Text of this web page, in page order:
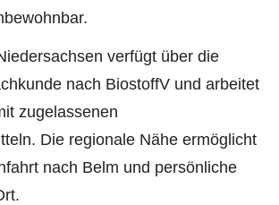
verfügt über die
nach BiostoffV und arbeitet
zugelassenen
Die regionale Nähe ermöglicht
nach Belm und persönliche